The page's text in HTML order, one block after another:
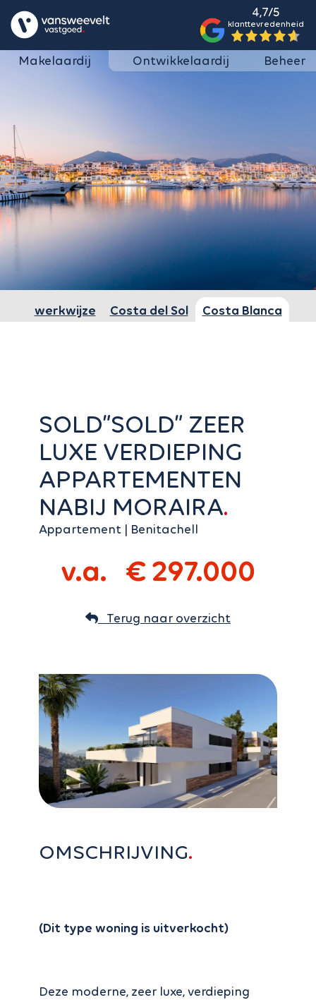
4,7/5
klanttevredenheid
Makelaardij Ontwikkelaardij Beheer
werkwijze Costa del Sol Costa Blanca
SOLD”SOLD” ZEER
LUXE VERDIEPING
APPARTEMENTEN
NABIJ MORAIRA
appartement | Benitachell
v.a. € 297.000
Terug naar overzicht
OMSCHRIJVING
(Dit type woning is uitverkocht)
Deze moderne, zeer luxe, verdieping